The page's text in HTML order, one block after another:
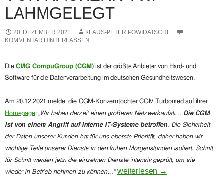
AHMGELEGT
20. DEZEMBER 2021
KLAUS-PETER POWIDATSCHL
KOMMENTAR HINTERLASSEN
Die CMG CompuGroup (CGM) ist der größte Anbieter von Hard- und
Software für die Datenverarbeitung im deutschen Gesundheitswesen.
Am 20.12.2021 meldet die CGM-Konzerntochter CGM Turbomed auf ihrer
Homepage: „Wir haben derzeit einen größeren Netzwerkaufall… Die CGM
ist von einem Angriff auf interne IT-Systeme betroffen. Die Sicherheit
der Daten unserer Kunden hat für uns oberste Priorität, daher haben wir
wichtige Teile unserer Dienste in den frühen Morgenstunden isoliert. Schritt
für Schritt werden jetzt die einzelnen Dienste intensiv geprüft, um sie
wieder in Betrieb nehmen zu können…“ Nach medatixx jetzt CGM:
weiterlesen →